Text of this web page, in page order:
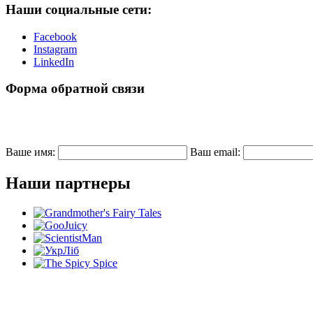
Наши социальные сети:
Facebook
Instagram
LinkedIn
Форма обратной связи
Ваше имя: Ваш email:
Наши партнеры